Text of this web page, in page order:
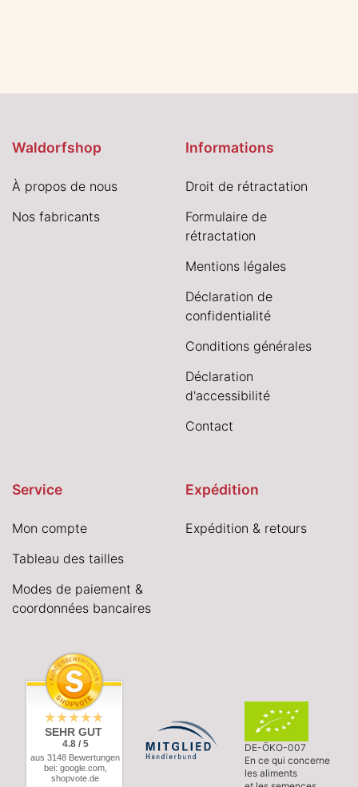
Waldorfshop
À propos de nous
Nos fabricants
Informations
Droit de rétractation
Formulaire de
rétractation
Mentions légales
Déclaration de
confidentialité
Conditions générales
Déclaration
d'accessibilité
Contact
Service
Mon compte
Tableau des tailles
Modes de paiement &
coordonnées bancaires
Expédition
Expédition & retours
SEHR GUT
4.8 / 5
aus 3148 Bewertungen
bei: google.com,
shopvote.de
DE-ÖKO-007
En ce qui concerne
les aliments